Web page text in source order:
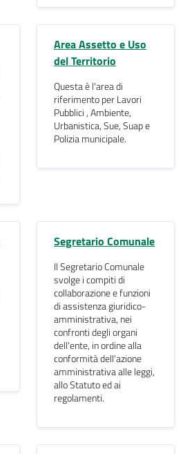
Area Assetto e Uso
del Territorio
Questa è l'area di
riferimento per Lavori
Pubblici , Ambiente,
Urbanistica, Sue, Suap e
Polizia municipale.
Segretario Comunale
Il Segretario Comunale
svolge i compiti di
collaborazione e funzioni
di assistenza giuridico-
amministrativa, nei
confronti degli organi
dell'ente, in ordine alla
conformità dell'azione
amministrativa alle leggi,
allo Statuto ed ai
regolamenti.